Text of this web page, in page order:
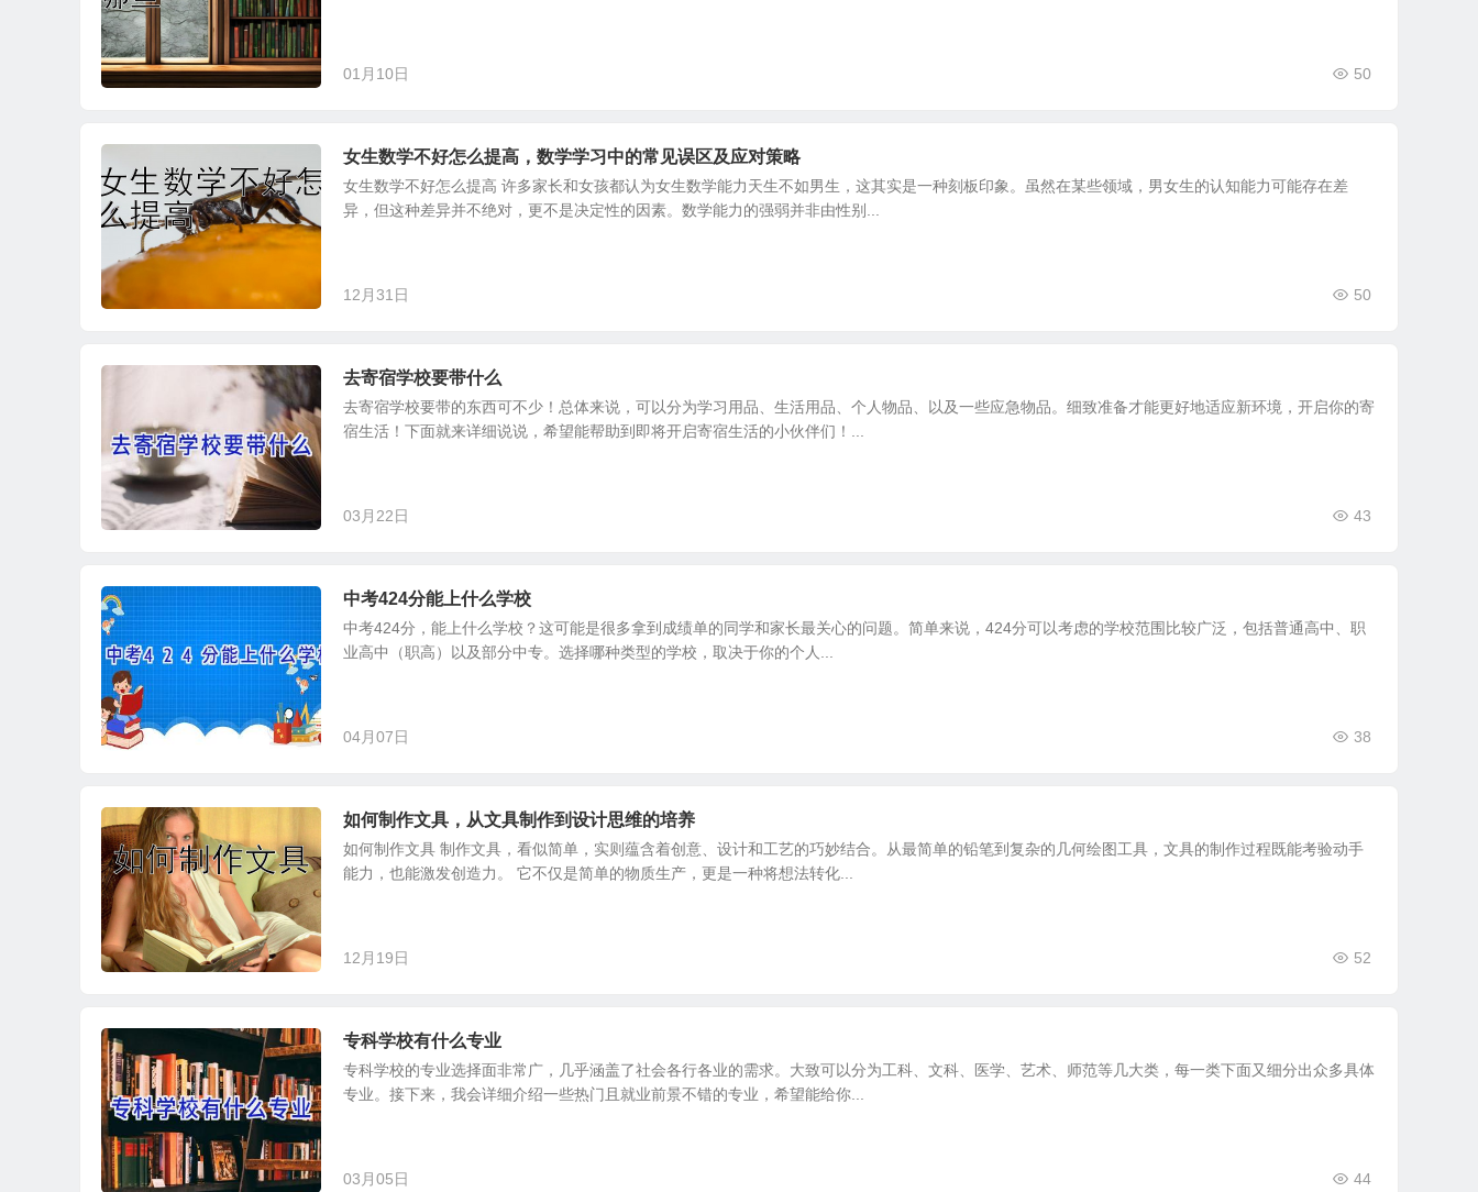
01月10日 50
女生数学不好怎么提高，数学学习中的常见误区及应对策略
女生数学不好怎么提高 许多家长和女孩都认为女生数学能力天生不如男生，这其实是一种刻板印象。虽然在某些领域，男女生的认知能力可能存在差
异，但这种差异并不绝对，更不是决定性的因素。数学能力的强弱并非由性别...
12月31日 50
去寄宿学校要带什么
去寄宿学校要带的东西可不少！总体来说，可以分为学习用品、生活用品、个人物品、以及一些应急物品。细致准备才能更好地适应新环境，开启你的寄
宿生活！下面就来详细说说，希望能帮助到即将开启寄宿生活的小伙伴们！...
03月22日 43
中考424分能上什么学校
中考424分，能上什么学校？这可能是很多拿到成绩单的同学和家长最关心的问题。简单来说，424分可以考虑的学校范围比较广泛，包括普通高中、职
业高中（职高）以及部分中专。选择哪种类型的学校，取决于你的个人...
04月07日 38
如何制作文具，从文具制作到设计思维的培养
如何制作文具 制作文具，看似简单，实则蕴含着创意、设计和工艺的巧妙结合。从最简单的铅笔到复杂的几何绘图工具，文具的制作过程既能考验动手
能力，也能激发创造力。 它不仅是简单的物质生产，更是一种将想法转化...
12月19日 52
专科学校有什么专业
专科学校的专业选择面非常广，几乎涵盖了社会各行各业的需求。大致可以分为工科、文科、医学、艺术、师范等几大类，每一类下面又细分出众多具体
专业。接下来，我会详细介绍一些热门且就业前景不错的专业，希望能给你...
03月05日 44